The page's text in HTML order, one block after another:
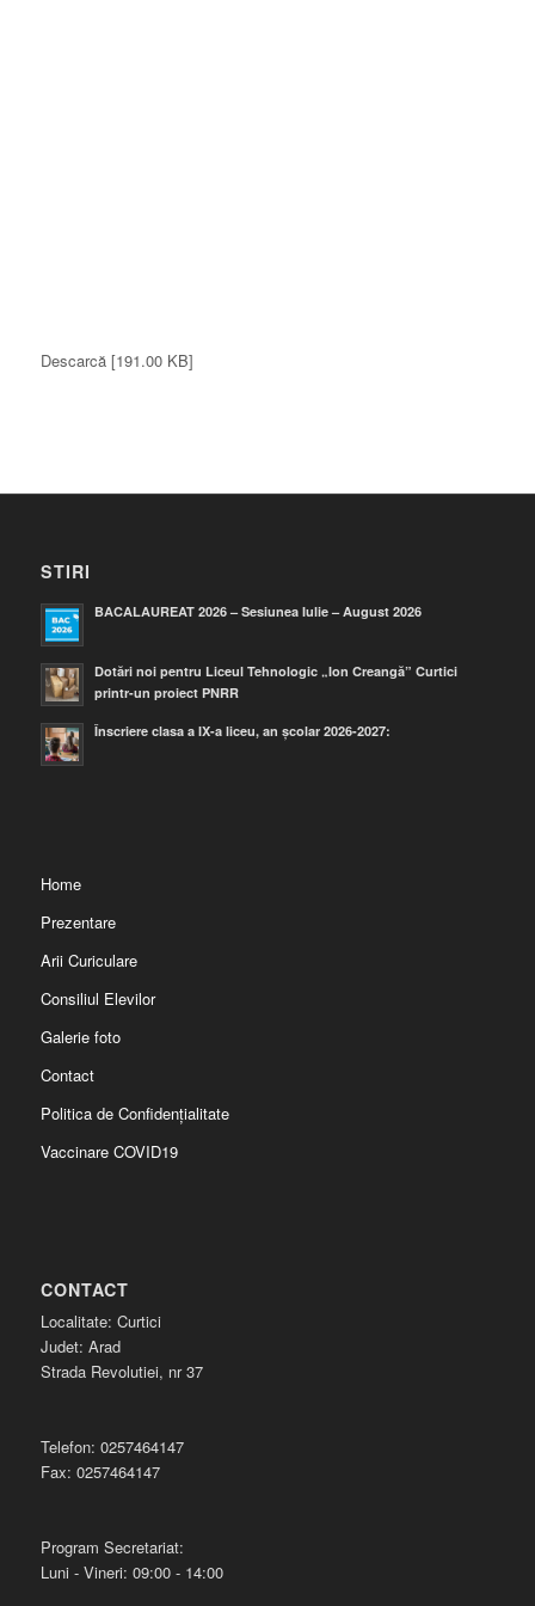
Descarcă [191.00 KB]
STIRI
BACALAUREAT 2026 – Sesiunea Iulie – August 2026
Dotări noi pentru Liceul Tehnologic „Ion Creangă” Curtici
printr-un proiect PNRR
Înscriere clasa a IX-a liceu, an școlar 2026-2027:
Home
Prezentare
Arii Curiculare
Consiliul Elevilor
Galerie foto
Contact
Politica de Confidențialitate
Vaccinare COVID19
CONTACT
Localitate: Curtici
Judet: Arad
Strada Revolutiei, nr 37
Telefon: 0257464147
Fax: 0257464147
Program Secretariat:
Luni - Vineri: 09:00 - 14:00